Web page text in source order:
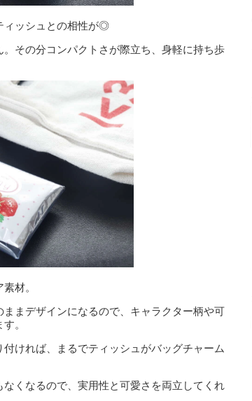
ィッシュとの相性が◎
その分コンパクトさが際立ち、身軽に持ち歩
材。
まデザインになるので、キャラクター柄や可
。
ければ、まるでティッシュがバッグチャーム
くなるので、実用性と可愛さを両立してくれ